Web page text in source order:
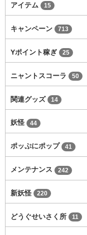
アイテム 15
キャンペーン 713
Yポイント稼ぎ 25
ニャントスコーラ 50
関連グッズ 14
妖怪 44
ポッぷにポップ 41
メンテナンス 242
新妖怪 220
どうぐせいさく所 11